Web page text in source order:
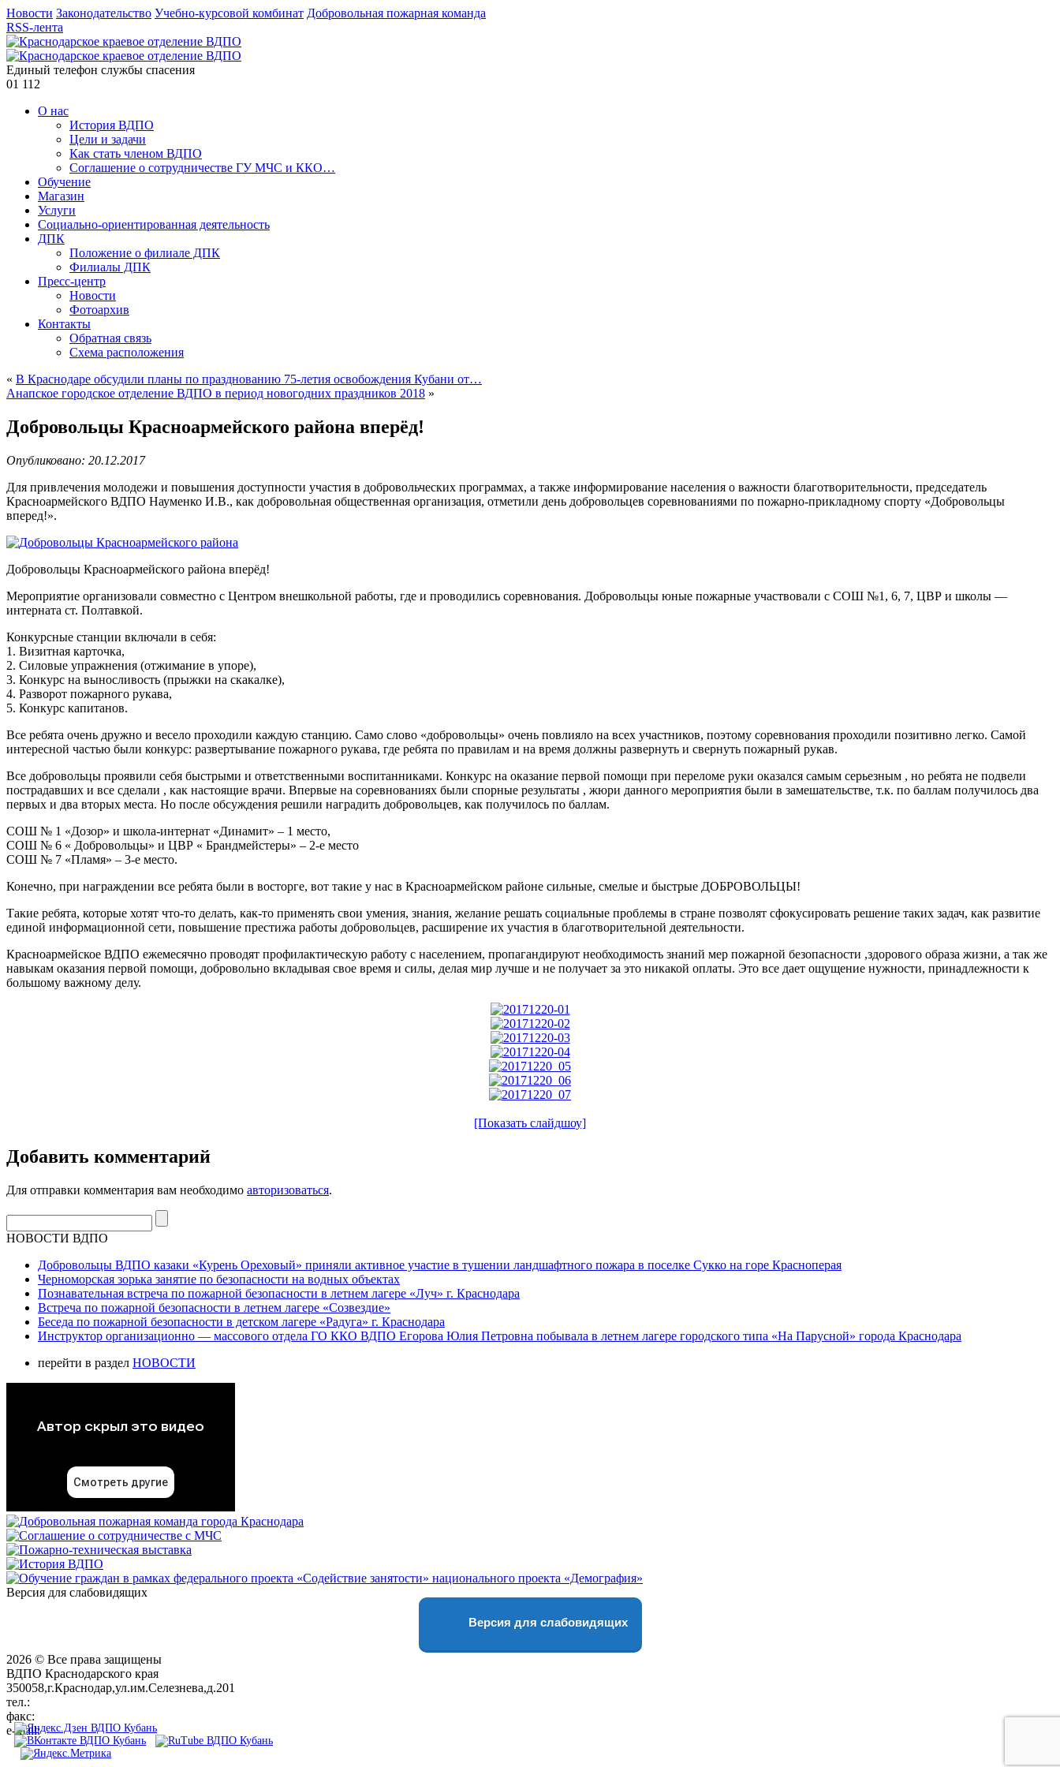
Новости Законодательство Учебно-курсовой комбинат Добровольная пожарная команда
RSS-лента
Единый телефон службы спасения
01 112
О нас
История ВДПО
Цели и задачи
Как стать членом ВДПО
Соглашение о сотрудничестве ГУ МЧС и ККО…
Обучение
Магазин
Услуги
Социально-ориентированная деятельность
ДПК
Положение о филиале ДПК
Филиалы ДПК
Пресс-центр
Новости
Фотоархив
Контакты
Обратная связь
Схема расположения
« В Краснодаре обсудили планы по празднованию 75-летия освобождения Кубани от…
Анапское городское отделение ВДПО в период новогодних праздников 2018 »
Добровольцы Красноармейского района вперёд!
Опубликовано: 20.12.2017
Для привлечения молодежи и повышения доступности участия в добровольческих программах, а также информирование населения о важности благотворительности, председатель
Красноармейского ВДПО Науменко И.В., как добровольная общественная организация, отметили день добровольцев соревнованиями по пожарно-прикладному спорту «Добровольцы
вперед!».
Добровольцы Красноармейского района вперёд!
Мероприятие организовали совместно с Центром внешкольной работы, где и проводились соревнования. Добровольцы юные пожарные участвовали с СОШ №1, 6, 7, ЦВР и школы —
интерната ст. Полтавкой.
Конкурсные станции включали в себя:
1. Визитная карточка,
2. Силовые упражнения (отжимание в упоре),
3. Конкурс на выносливость (прыжки на скакалке),
4. Разворот пожарного рукава,
5. Конкурс капитанов.
Все ребята очень дружно и весело проходили каждую станцию. Само слово «добровольцы» очень повлияло на всех участников, поэтому соревнования проходили позитивно легко. Самой
интересной частью были конкурс: развертывание пожарного рукава, где ребята по правилам и на время должны развернуть и свернуть пожарный рукав.
Все добровольцы проявили себя быстрыми и ответственными воспитанниками. Конкурс на оказание первой помощи при переломе руки оказался самым серьезным , но ребята не подвели
пострадавших и все сделали , как настоящие врачи. Впервые на соревнованиях были спорные результаты , жюри данного мероприятия были в замешательстве, т.к. по баллам получилось два
первых и два вторых места. Но после обсуждения решили наградить добровольцев, как получилось по баллам.
СОШ № 1 «Дозор» и школа-интернат «Динамит» – 1 место,
СОШ № 6 « Добровольцы» и ЦВР « Брандмейстеры» – 2-е место
СОШ № 7 «Пламя» – 3-е место.
Конечно, при награждении все ребята были в восторге, вот такие у нас в Красноармейском районе сильные, смелые и быстрые ДОБРОВОЛЬЦЫ!
Такие ребята, которые хотят что-то делать, как-то применять свои умения, знания, желание решать социальные проблемы в стране позволят сфокусировать решение таких задач, как развитие
единой информационной сети, повышение престижа работы добровольцев, расширение их участия в благотворительной деятельности.
Красноармейское ВДПО ежемесячно проводят профилактическую работу с населением, пропагандируют необходимость знаний мер пожарной безопасности ,здорового образа жизни, а так же
навыкам оказания первой помощи, добровольно вкладывая свое время и силы, делая мир лучше и не получает за это никакой оплаты. Это все дает ощущение нужности, принадлежности к
большому важному делу.
[Показать слайдшоу]
Добавить комментарий
Для отправки комментария вам необходимо авторизоваться.
НОВОСТИ ВДПО
Добровольцы ВДПО казаки «Курень Ореховый» приняли активное участие в тушении ландшафтного пожара в поселке Сукко на горе Красноперая
Черноморская зорька занятие по безопасности на водных объектах
Познавательная встреча по пожарной безопасности в летнем лагере «Луч» г. Краснодара
Встреча по пожарной безопасности в летнем лагере «Созвездие»
Беседа по пожарной безопасности в детском лагере «Радуга» г. Краснодара
Инструктор организационно — массового отдела ГО ККО ВДПО Егорова Юлия Петровна побывала в летнем лагере городского типа «На Парусной» города Краснодара
перейти в раздел НОВОСТИ
Версия для слабовидящих
Версия для слабовидящих
2026 © Все права защищены
ВДПО Краснодарского края
350058,г.Краснодар,ул.им.Селезнева,д.201
тел.:
факс:
e-mail:01@vdpokuban.ru